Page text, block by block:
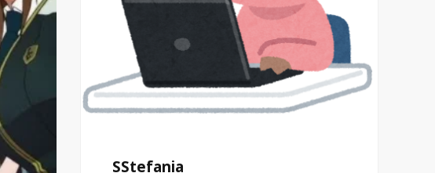
SStefania